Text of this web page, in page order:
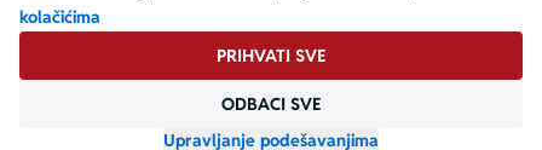
kolačićima
PRIHVATI SVE
ODBACI SVE
Upravljanje podešavanjima
Copyright © Laguna d.o.o. Starine Novaka 23, Beograd •
Matični broj: 17414844
Posetite našu Facebook stranicu
Posetite našu X stranicu
Posetite našu Instagram stranicu
Posetite naš YouTube
Posetite našu TikTok stranicu
Posetite našu LinkedIn stranicu